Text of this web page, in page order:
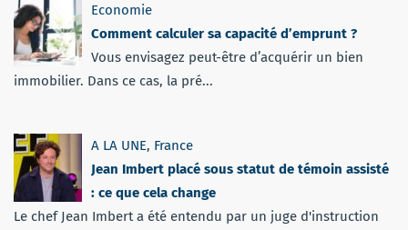
Economie
Comment calculer sa capacité d’emprunt ?
Vous envisagez peut-être d’acquérir un bien
immobilier. Dans ce cas, la pré...
A LA UNE, France
Jean Imbert placé sous statut de témoin assisté
: ce que cela change
Le chef Jean Imbert a été entendu par un juge d'instruction